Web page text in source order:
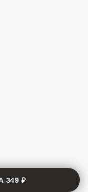
349 ₽